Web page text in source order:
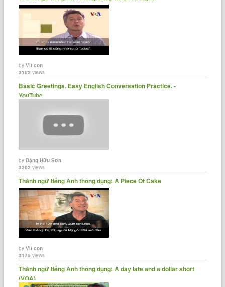
byVit con
3102 views
Basic Greetings. Easy English Conversation Practice. -
YouTube
byĐặng Hữu Sơn
3202 views
Thành ngữ tiếng Anh thông dụng: A Piece Of Cake
byVit con
3175 views
Thành ngữ tiếng Anh thông dụng: A day late and a dollar short
(VOA)